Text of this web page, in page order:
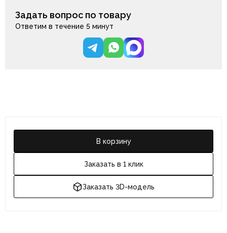
В корзину
Заказать в 1 клик
Заказать 3D-модель
Задать вопрос по товару
Ответим в течение 5 минут